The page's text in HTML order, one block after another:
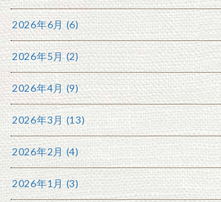
2026年6月 (6)
2026年5月 (2)
2026年4月 (9)
2026年3月 (13)
2026年2月 (4)
2026年1月 (3)